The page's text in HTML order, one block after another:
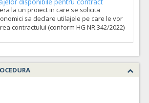
la un proiect in care se solicita
sa declare utilajele pe care le vor
contractului (conform HG NR.342/2022)